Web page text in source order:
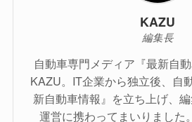
KAZU
編集長
自動車専門メディア『最新自
KAZU。IT企業から独立後、自
新自動車情報』を立ち上げ、
運営に携わってまいりました